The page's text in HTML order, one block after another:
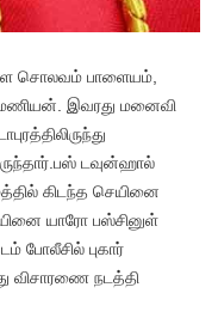
சொலவம் பாளையம்,
இவரது மனைவி
டவுன்ஹால்
கிடந்த செயினை
யாரோ பஸ்சினுள்
போலீசில் புகார்
விசாரணை நடத்தி